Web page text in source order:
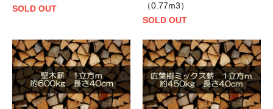
SOLD OUT
（0.77m3）
SOLD OUT